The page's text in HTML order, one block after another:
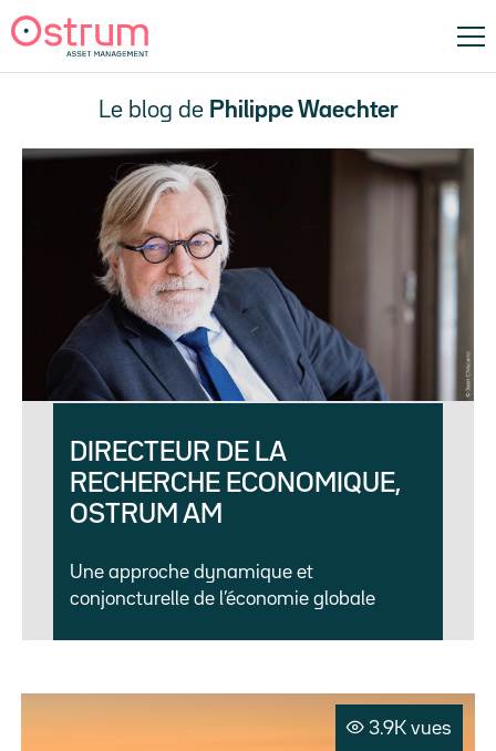
Le blog de Philippe Waechter
DIRECTEUR DE LA
RECHERCHE ECONOMIQUE,
OSTRUM AM
Une approche dynamique et
conjoncturelle de l’économie globale
3.9K vues